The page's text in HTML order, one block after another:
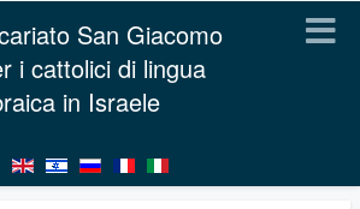
San Giacomo
i cattolici di lingua
in Israele